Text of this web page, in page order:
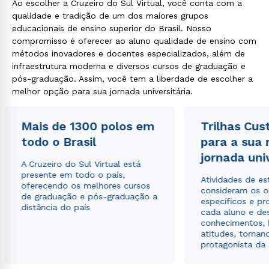
Ao escolher a Cruzeiro do Sul Virtual, você conta com a
qualidade e tradição de um dos maiores grupos
educacionais de ensino superior do Brasil. Nosso
compromisso é oferecer ao aluno qualidade de ensino com
métodos inovadores e docentes especializados, além de
infraestrutura moderna e diversos cursos de graduação e
pós-graduação. Assim, você tem a liberdade de escolher a
melhor opção para sua jornada universitária.
Mais de 1300 polos em
todo o Brasil
A Cruzeiro do Sul Virtual está
presente em todo o país,
oferecendo os melhores cursos
de graduação e pós-graduação a
distância do país
Trilhas
para a sua
jornada
Atividades de
consideram os
específicos e
cada aluno e
conhecimentos,
atitudes,
protagonista da
Rápido e fácil
WhatsApp
ou
Estou de acordo com a Política de Privacidade.
autorizo que meus dados sejam utilizados para o
envio de conteúdos da Cruzeiro do Sul.